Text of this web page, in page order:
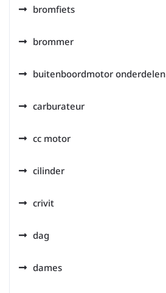
bromfiets
brommer
buitenboordmotor onderdelen
carburateur
cc motor
cilinder
crivit
dag
dames